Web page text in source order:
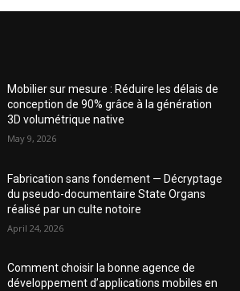
Mobilier sur mesure : Réduire les délais de
conception de 90% grâce à la génération
3D volumétrique native
May 9, 2026
Fabrication sans fondement — Décryptage
du pseudo-documentaire State Organs
réalisé par un culte notoire
April 24, 2026
Comment choisir la bonne agence de
développement d’applications mobiles en